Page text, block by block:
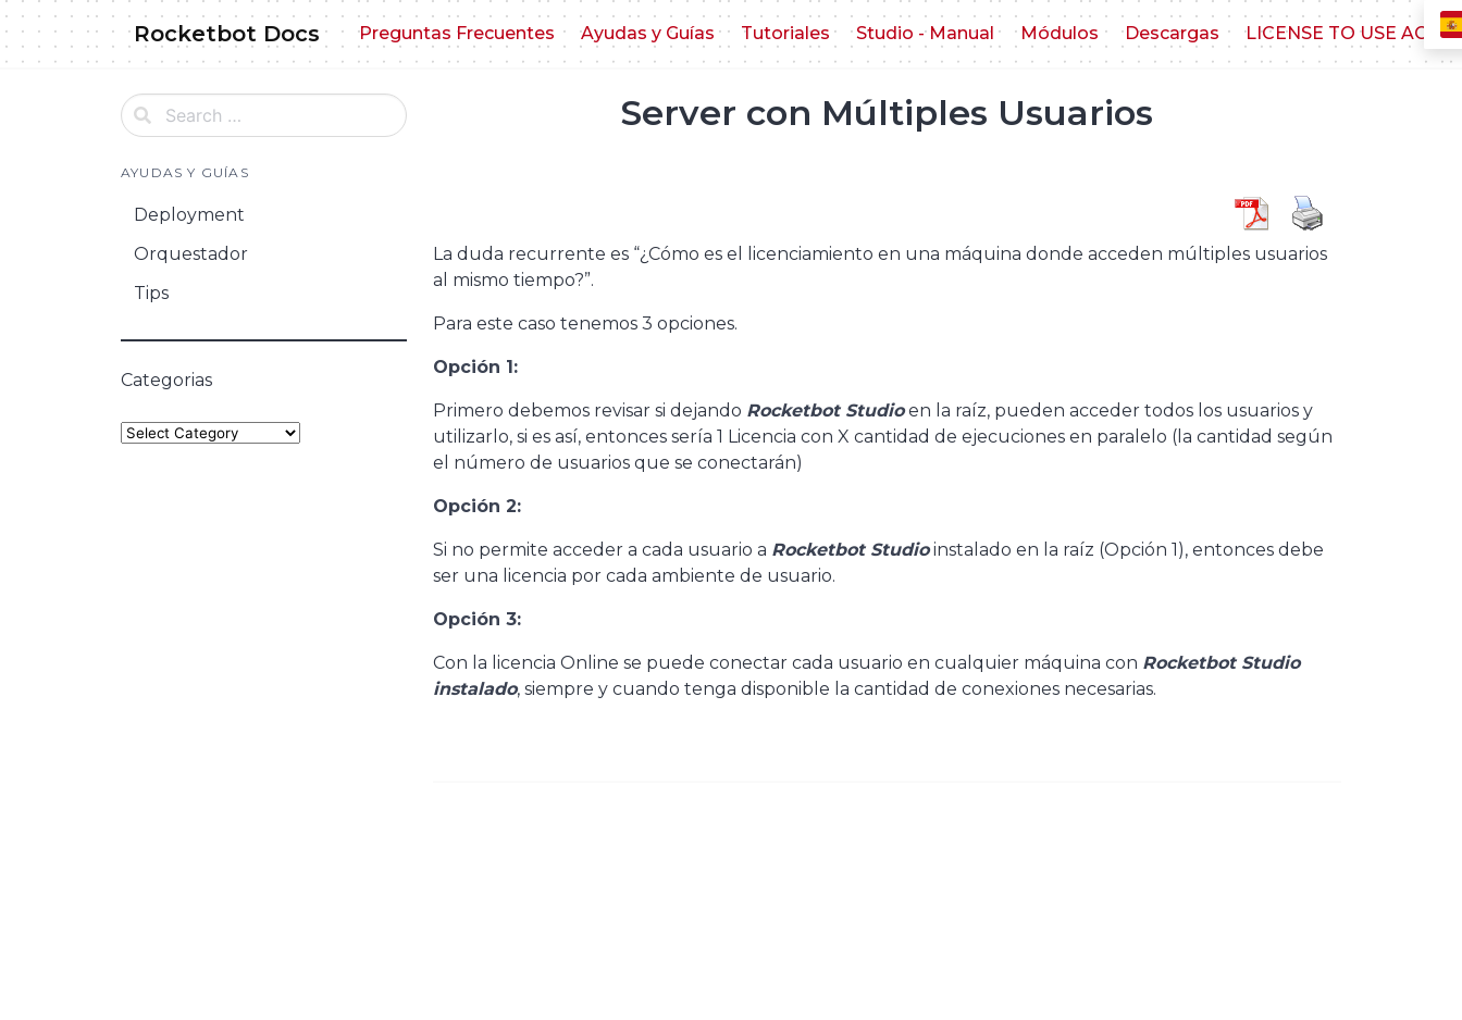
Skip
to
content
Rocketbot Docs Preguntas Frecuentes Ayudas y Guías Tutoriales Studio - Manual Módulos Descargas LICENSE TO USE
AYUDAS Y GUÍAS
Deployment
Orquestador
Tips
Categorias
Categories
Server con Múltiples Usuarios
La duda recurrente es “¿Cómo es el licenciamiento en una máquina donde acceden múltiples usuarios
al mismo tiempo?”.
Para este caso tenemos 3 opciones.
Opción 1:
Primero debemos revisar si dejando Rocketbot Studioen la raíz, pueden acceder todos los usuarios y
utilizarlo, si es así, entonces sería 1 Licencia con X cantidad de ejecuciones en paralelo (la cantidad según
el número de usuarios que se conectarán)
Opción 2:
Si no permite acceder a cada usuario a Rocketbot Studioinstalado en la raíz (Opción 1), entonces debe
ser una licencia por cada ambiente de usuario.
Opción 3:
Con la licencia Online se puede conectar cada usuario en cualquier máquina con Rocketbot Studio
instalado, siempre y cuando tenga disponible la cantidad de conexiones necesarias.